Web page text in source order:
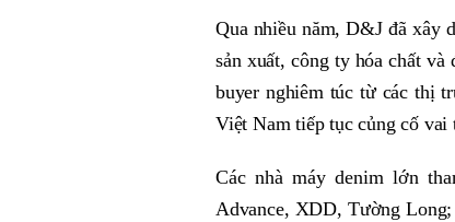
Qua nhiều năm, D&J đã xây
sản xuất, công ty hóa chất
buyer nghiêm túc từ các thị
Việt Nam tiếp tục củng cố vai
Các nhà máy denim lớn
Advance, XDD, Tường